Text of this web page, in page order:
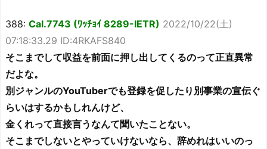
388: Cal.7743 (ﾜｯﾁｮｲ 8289-IETR) 2022/10/22(土)
07:18:33.29 ID:4RKAFS840
そこまでして収益を前面に押し出してくるのって正直異常
だよな。
別ジャンルのYouTuberでも登録を促したり別事業の宣伝ぐ
らいはするかもしれんけど、
金くれって直接言うなんて聞いたことない。
そこまでしないとやっていけないなら、辞めれはいいのっ